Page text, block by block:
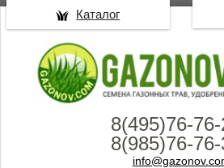
8(495)76-
8(985)76-
Каталог